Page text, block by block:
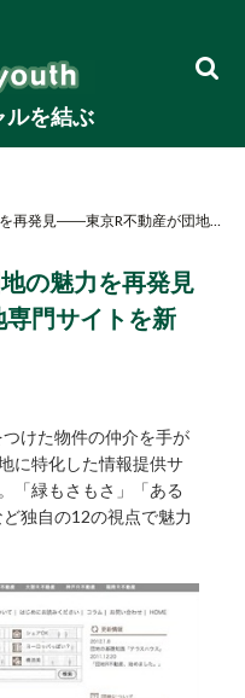
ルを結ぶ
エシカルトレンド12 団地の魅力を再発見――東京R不動産が団地専門サイトを新設
の魅力を再発見
門サイトを新
けた物件の仲介を手が
に特化した情報提供サ
「緑もさもさ」「ある
独自の12の視点で魅力